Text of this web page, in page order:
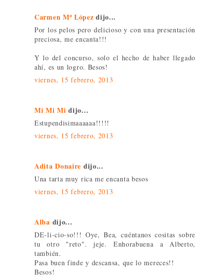
Carmen Mª López dijo...
Por los pelos pero delicioso y con una presentación
preciosa, me encanta!!!
Y lo del concurso, solo el hecho de haber llegado
ahí, es un logro. Besos!
viernes, 15 febrero, 2013
Mi Mi Mi dijo...
Estupendisimaaaaaa!!!!!
viernes, 15 febrero, 2013
Adita Donaire dijo...
Una tarta muy rica me encanta besos
viernes, 15 febrero, 2013
Alba dijo...
DE-li-cio-so!!! Oye, Bea, cuéntanos cositas sobre
tu otro "reto". jeje. Enhorabuena a Alberto,
también.
Pasa buen finde y descansa, que lo mereces!!
Besos!